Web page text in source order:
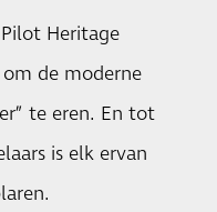
Heritage
de moderne
te eren. En tot
is elk ervan